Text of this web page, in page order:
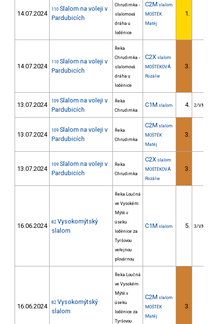
14.07.2024
110 Slalom na voleji v
Pardubicích
Chrudimka -
slalomová
dráha u
loděnice
C2M slalom
MOŠTĚK
Matěj
1.
14.07.2024
110 Slalom na voleji v
Pardubicích
Řeka
Chrudimka -
slalomová
dráha u
loděnice
C2X slalom
MOŠTĚKOVÁ
Rozálie
3.
13.07.2024 109 Slalom na voleji v
Pardubicích
Řeka
Chrudimka
C1M slalom 4. 2/VM
13.07.2024
109 Slalom na voleji v
Pardubicích
Řeka
Chrudimka
C2M slalom
MOŠTĚK
Matěj
3.
13.07.2024
109 Slalom na voleji v
Pardubicích
Řeka
Chrudimka
C2X slalom
MOŠTĚKOVÁ
Rozálie
3.
16.06.2024 82 Vysokomýtský
slalom
Řeka Loučná
ve Vysokém
Mýtě v
úseku
loděnice za
Tyršovou
veřejnou
plovárnou
C1M slalom 5. 3/VM
16.06.2024 82 Vysokomýtský
slalom
Řeka Loučná
ve Vysokém
Mýtě v
úseku
loděnice za
Tyršovou
C2M slalom
MOŠTĚK
Matěj
3.